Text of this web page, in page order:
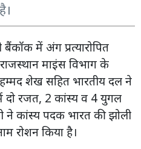
में अंग प्रत्यारोपित
राजस्थान माइंस विभाग के
शेख सहित भारतीय दल ने
दो रजत, 2 कांस्य व 4 युगल
ने कांस्य पदक भारत की झोली
रोशन किया है।